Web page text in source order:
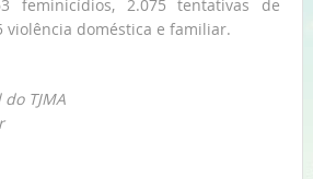
feminicídios, 2.075 tentativas de
violência doméstica e familiar.
TJMA